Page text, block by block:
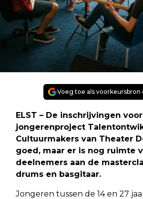
Voeg toe als voorkeursbron
ELST – De inschrijvingen
jongerenproject
Cultuurmakers van Theater
goed, maar er is nog ruimte
deelnemers aan de
drums en basgitaar.
Jongeren tussen de 14 en 27